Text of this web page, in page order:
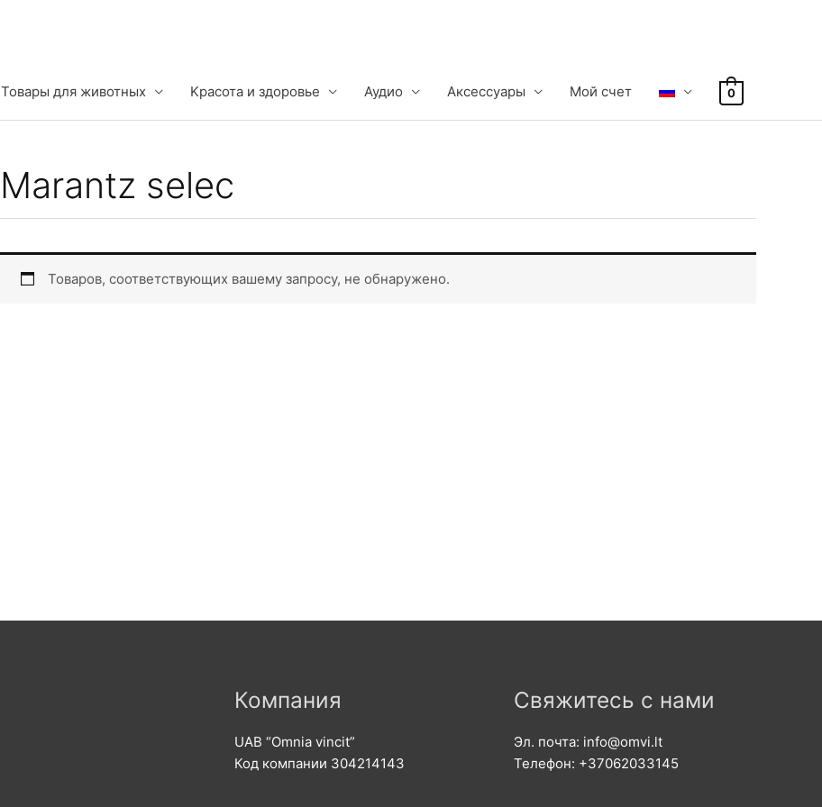
Товары для животных Kрасота и здоровье Аудио Аксессуары Mой счет 0
Marantz selec
Товаров, соответствующих вашему запросу, не обнаружено.
Компания
UAB “Omnia vincit”
Код компании 304214143
Свяжитесь с нами
Эл. почта: info@omvi.lt
Телефон: +37062033145